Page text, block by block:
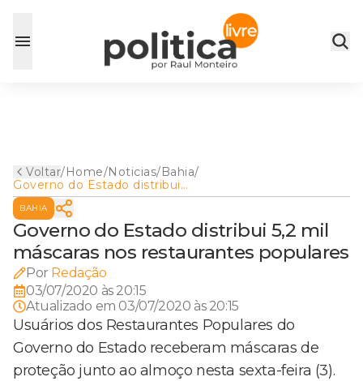
Voltar/Home/Noticias/Bahia/
Governo do Estado distribui
5,2 mil máscaras nos
restaurantes populares
BAHIA
Governo do Estado distribui 5,2 mil
máscaras nos restaurantes populares
Por Redação
03/07/2020 às 20:15
Atualizado em 03/07/2020 às 20:15
Usuários dos Restaurantes Populares do
Governo do Estado receberam máscaras de
proteção junto ao almoço nesta sexta-feira (3).